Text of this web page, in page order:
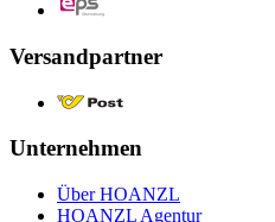
Versandpartner
Unternehmen
Über HOANZL
HOANZL Agentur